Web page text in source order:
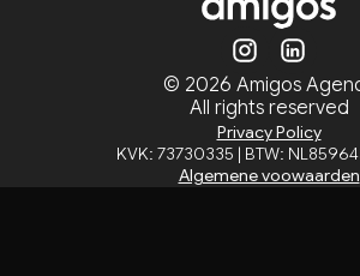
© 2026 Amigos
All rights reserved
Privacy Policy
KVK: 73730335 | BTW:
Algemene voowaarden